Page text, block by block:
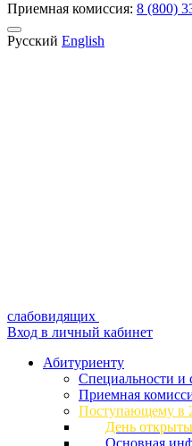
Приемная комиссия: 8 (800)
Русский English
слабовидящих
Вход в личный кабинет
Абитуриенту
Специальности и
Приемная
Поступающему в
День
Основная